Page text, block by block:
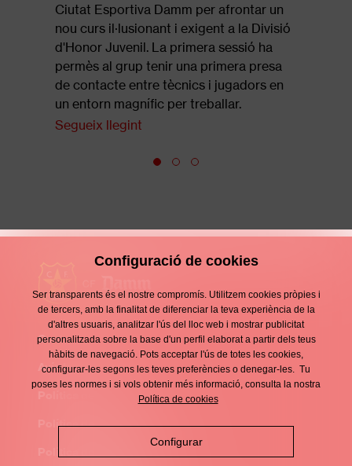
Ciutat Esportiva Damm per afrontar un
nou curs il·lusionant i exigent a la Divisió
d'Honor Juvenil. La primera sessió ha
permès al grup tenir una primera presa
de contacte entre tècnics i jugadors en
un entorn magnífic per treballar.
Segueix llegint
Enllaços
d'interès
Contacte
Footer
Avís legal
Política de privacitat
Política de cookies
Configuració de cookies
Ser transparents és el nostre compromís. Utilitzem cookies pròpies i
de tercers, amb la finalitat de diferenciar la teva experiència de la
d'altres usuaris, analitzar l'ús del lloc web i mostrar publicitat
personalitzada sobre la base d'un perfil elaborat a partir dels teus
hàbits de navegació. Pots acceptar l'ús de totes les cookies,
configurar-les segons les teves preferències o denegar-les. Tu
poses les normes i si vols obtenir més informació, consulta la nostra
Política de cookies
Configurar